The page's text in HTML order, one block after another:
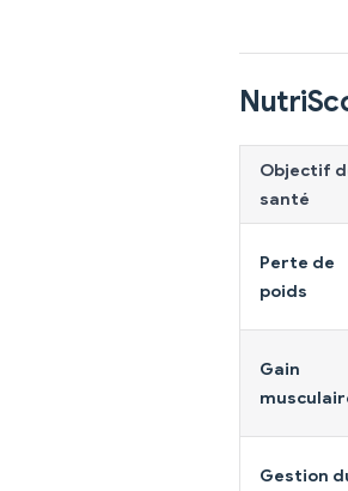
Objectif
santé
Perte de
poids
Gain
Gestion